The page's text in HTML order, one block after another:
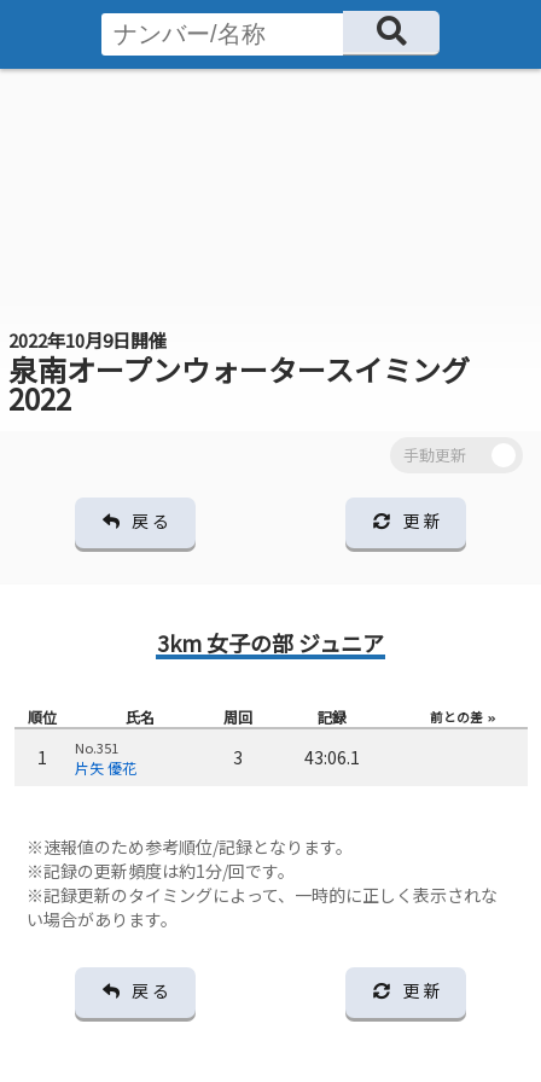
2022年10月9日開催
泉南オープンウォータースイミング
2022
戻 る 更 新
3km 女子の部 ジュニア
順位 氏名 周回 記録 前との差
1 No.351
片矢 優花 3 43:06.1
※速報値のため参考順位/記録となります。
※記録の更新頻度は約1分/回です。
※記録更新のタイミングによって、一時的に正しく表示されな
い場合があります。
戻 る 更 新